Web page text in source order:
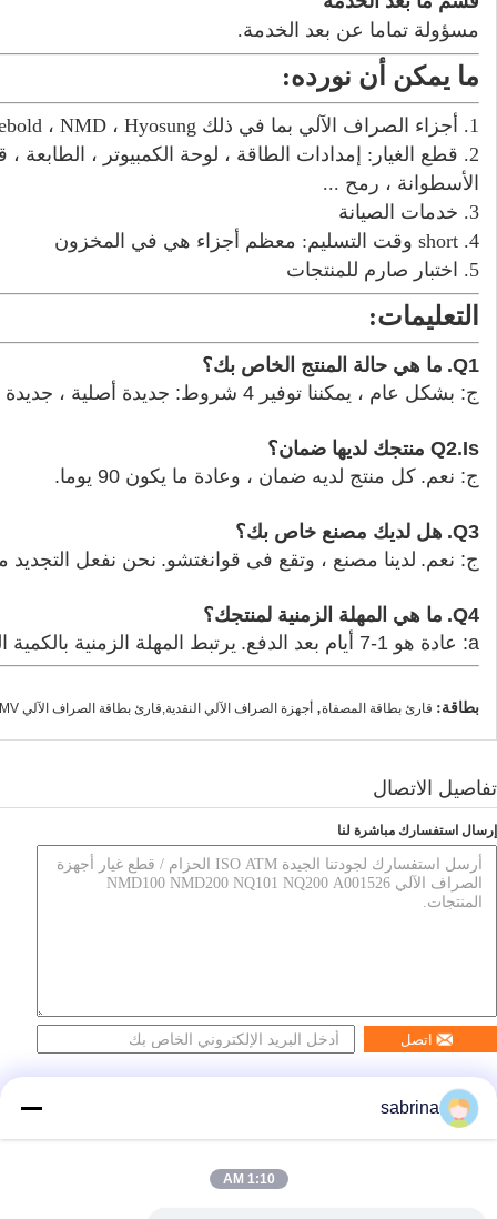
مسؤولة تماما عن بعد الخدمة.
ما يمكن أن نورده:
1. أجزاء الصراف الآلي بما في ذلك NCR ، Wincor ، Diebold ، NMD ، Hyosung ، إلخ.
الأسطوانة ، رمح ...
3. خدمات الصيانة
4. short وقت التسليم: معظم أجزاء هي في المخزون
5. اختبار صارم للمنتجات
التعليمات:
Q1. ما هي حالة المنتج الخاص بك؟
ج: بشكل عام ، يمكننا توفير 4 شروط: جديدة أصلية ، جديدة عامة ، أصلية مستعملة ومجددة.
Q2.Is منتجك لديها ضمان؟
ج: نعم. كل منتج لديه ضمان ، وعادة ما يكون 90 يوما.
Q3. هل لديك مصنع خاص بك؟
ج: نعم. لدينا مصنع ، وتقع فى قوانغتشو. نحن نفعل التجديد
Q4. ما هي المهلة الزمنية لمنتجك؟
a: عادة هو 1-7 أيام بعد الدفع.
يرتبط المهلة الزمنية بالكمية
بطاقة: قارئ بطاقة المصفاة, أجهزة الصراف الآلي النقدية,قارئ بطاقة الصراف الآلي EMV
تفاصيل الاتصال
إرسال استفسارك مباشرة لنا
اتصل
sabrina
1:10 AM